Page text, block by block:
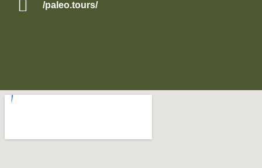
/paleo.tours/